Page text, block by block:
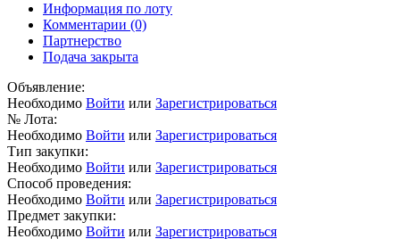
Информация по лоту
Комментарии (0)
Партнерство
Подача закрыта
Объявление:
Необходимо Войти или Зарегистрироваться
№ Лота:
Необходимо Войти или Зарегистрироваться
Тип закупки:
Необходимо Войти или Зарегистрироваться
Способ проведения:
Необходимо Войти или Зарегистрироваться
Предмет закупки:
Необходимо Войти или Зарегистрироваться